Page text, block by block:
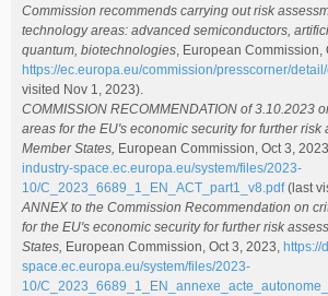
Commission recommends carrying out risk
technology areas: advanced semiconductors,
quantum, biotechnologies , European
https://ec.europa.eu/commission/presscorner/
visited Nov 1, 2023).
COMMISSION RECOMMENDATION of 3.10.2023
areas for the EU's economic security for further risk
Member States, European Commission, Oct 3, 2023,
industry-space.ec.europa.eu/system/files/2023-
10/C_2023_6689_1_EN_ACT_part1_v8.pdf(last
ANNEX to the Commission Recommendation on
for the EU's economic security for further risk
States, European Commission, Oct 3, 2023, https://
space.ec.europa.eu/system/files/2023-
10/